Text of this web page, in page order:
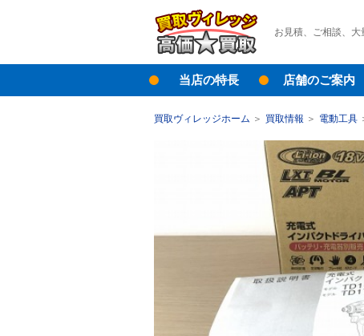
お見積、ご相談、大
当店の特長 店舗のご案内
買取ヴィレッジホーム 買取情報 電動工具